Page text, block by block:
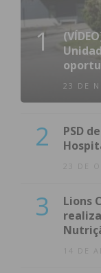
1
23 DE
2
PSD
23 DE
3
Lions
14 DE